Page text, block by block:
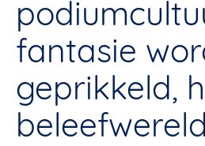
fantasie
geprikkeld,